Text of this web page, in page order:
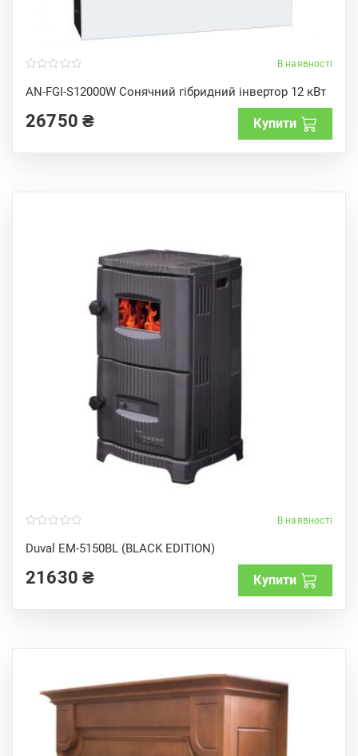
В наявності
AN-FGI-S12000W Сонячний гібридний інвертор 12 кВт
o
u
o
f
26750₴ Купити
В наявності
Duval EM-5150BL (BLACK EDITION)
o
u
o
f
21630₴ Купити